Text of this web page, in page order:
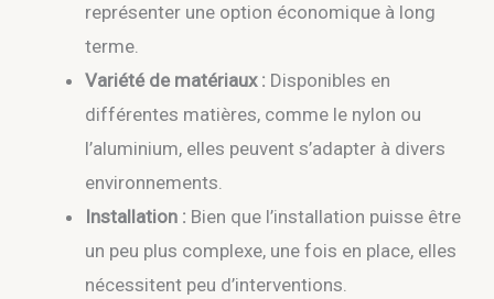
représenter une option économique à long
terme.
Variété de matériaux : Disponibles en
différentes matières, comme le nylon ou
l’aluminium, elles peuvent s’adapter à divers
environnements.
Installation : Bien que l’installation puisse être
un peu plus complexe, une fois en place, elles
nécessitent peu d’interventions.